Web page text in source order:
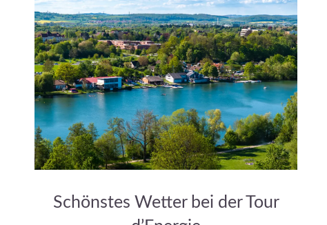
Schönstes Wetter bei der Tour